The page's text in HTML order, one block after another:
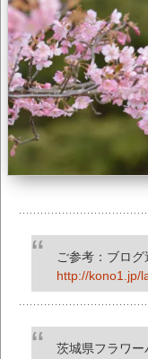
ご参考：ブログ
http://kono1.jp/
茨城県フラワ